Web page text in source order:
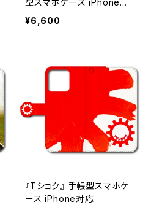
型スマホケース iPhone対
応
¥6,600
『Tショク』 手帳型スマホケ
ース iPhone対応